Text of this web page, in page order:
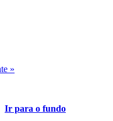
»
Ir para o fundo